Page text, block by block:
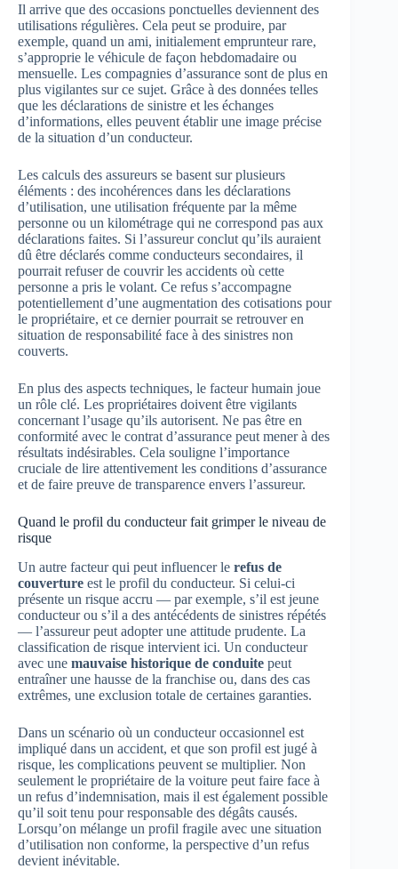
Il arrive que des occasions ponctuelles deviennent des
utilisations régulières. Cela peut se produire, par
exemple, quand un ami, initialement emprunteur rare,
s’approprie le véhicule de façon hebdomadaire ou
mensuelle. Les compagnies d’assurance sont de plus en
plus vigilantes sur ce sujet. Grâce à des données telles
que les déclarations de sinistre et les échanges
d’informations, elles peuvent établir une image précise
de la situation d’un conducteur.
Les calculs des assureurs se basent sur plusieurs
éléments : des incohérences dans les déclarations
d’utilisation, une utilisation fréquente par la même
personne ou un kilométrage qui ne correspond pas aux
déclarations faites. Si l’assureur conclut qu’ils auraient
dû être déclarés comme conducteurs secondaires, il
pourrait refuser de couvrir les accidents où cette
personne a pris le volant. Ce refus s’accompagne
potentiellement d’une augmentation des cotisations pour
le propriétaire, et ce dernier pourrait se retrouver en
situation de responsabilité face à des sinistres non
couverts.
En plus des aspects techniques, le facteur humain joue
un rôle clé. Les propriétaires doivent être vigilants
concernant l’usage qu’ils autorisent. Ne pas être en
conformité avec le contrat d’assurance peut mener à des
résultats indésirables. Cela souligne l’importance
cruciale de lire attentivement les conditions d’assurance
et de faire preuve de transparence envers l’assureur.
Quand le profil du conducteur fait grimper le niveau de
risque
Un autre facteur qui peut influencer le refus de
couverture est le profil du conducteur. Si celui-ci
présente un risque accru — par exemple, s’il est jeune
conducteur ou s’il a des antécédents de sinistres répétés
— l’assureur peut adopter une attitude prudente. La
classification de risque intervient ici. Un conducteur
avec une mauvaise historique de conduite peut
entraîner une hausse de la franchise ou, dans des cas
extrêmes, une exclusion totale de certaines garanties.
Dans un scénario où un conducteur occasionnel est
impliqué dans un accident, et que son profil est jugé à
risque, les complications peuvent se multiplier. Non
seulement le propriétaire de la voiture peut faire face à
un refus d’indemnisation, mais il est également possible
qu’il soit tenu pour responsable des dégâts causés.
Lorsqu’on mélange un profil fragile avec une situation
d’utilisation non conforme, la perspective d’un refus
devient inévitable.